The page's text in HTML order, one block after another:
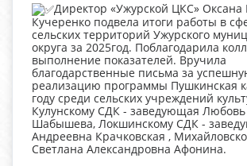
Директор «Ужурской ЦКС» Оксана
Кучеренко подвела итоги работы в
сельских территорий Ужурского
округа за 2025год. Поблагодарила
выполнение показателей. Вручила
благодарственные письма за
реализацию программы Пушкинская
году среди сельских учреждений
Кулунскому СДК - заведующая Любовь
Шабышева, Локшинскому СДК -
Андреевна Крачковская ,
Светлана Александровна Афонина.